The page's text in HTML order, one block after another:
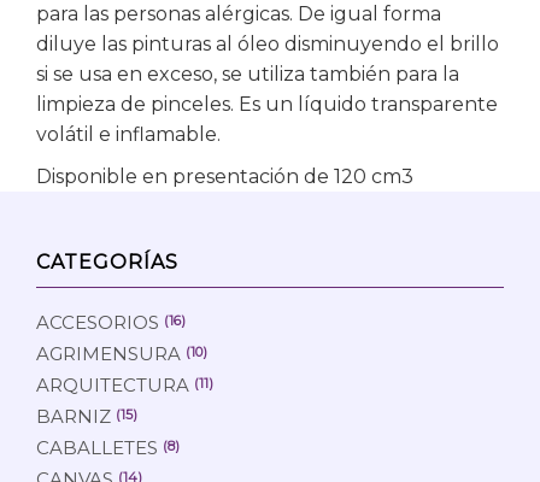
para las personas alérgicas. De igual forma
diluye las pinturas al óleo disminuyendo el brillo
si se usa en exceso, se utiliza también para la
limpieza de pinceles. Es un líquido transparente
volátil e inflamable.
Disponible en presentación de 120 cm3
CATEGORÍAS
ACCESORIOS (16)
AGRIMENSURA (10)
ARQUITECTURA (11)
BARNIZ (15)
CABALLETES (8)
(14)